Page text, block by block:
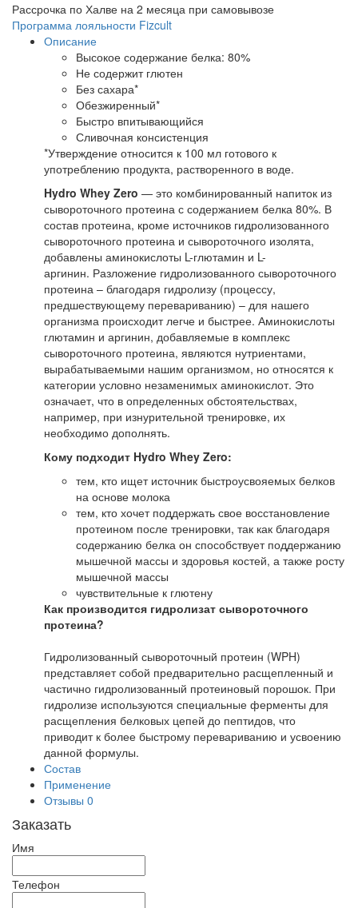
Рассрочка по Халве на 2 месяца при самовывозе
Программа лояльности Fizcult
Описание
Высокое содержание белка: 80%
Не содержит глютен
Без сахара*
Обезжиренный*
Быстро впитывающийся
Сливочная консистенция
*Утверждение относится к 100 мл готового к
употреблению продукта, растворенного в воде.
Hydro Whey Zero — это комбинированный напиток из
сывороточного протеина с содержанием белка 80%. В
состав протеина, кроме источников гидролизованного
сывороточного протеина и сывороточного изолята,
добавлены аминокислоты L-глютамин и L-
аргинин. Разложение гидролизованного сывороточного
протеина – благодаря гидролизу (процессу,
предшествующему перевариванию) – для нашего
организма происходит легче и быстрее. Аминокислоты
глютамин и аргинин, добавляемые в комплекс
сывороточного протеина, являются нутриентами,
вырабатываемыми нашим организмом, но относятся к
категории условно незаменимых аминокислот. Это
означает, что в определенных обстоятельствах,
например, при изнурительной тренировке, их
необходимо дополнять.
Кому подходит Hydro Whey Zero:
тем, кто ищет источник быстроусвояемых белков
на основе молока
тем, кто хочет поддержать свое восстановление
протеином после тренировки, так как благодаря
содержанию белка он способствует поддержанию
мышечной массы и здоровья костей, а также росту
мышечной массы
чувствительные к глютену
Как производится гидролизат сывороточного
протеина?
Гидролизованный сывороточный протеин (WPH)
представляет собой предварительно расщепленный и
частично гидролизованный протеиновый порошок. При
гидролизе используются специальные ферменты для
расщепления белковых цепей до пептидов, что
приводит к более быстрому перевариванию и усвоению
данной формулы.
Состав
Применение
Отзывы 0
Заказать
Имя
Телефон